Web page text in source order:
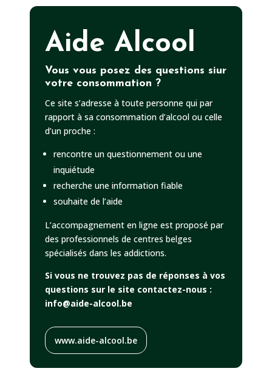
Aide Alcool
Vous vous posez des questions siur
votre consommation ?
Ce site s’adresse à toute personne qui par
rapport à sa consommation d’alcool ou celle
d’un proche :
rencontre un questionnement ou une
inquiétude
recherche une information fiable
souhaite de l’aide
L’accompagnement en ligne est proposé par
des professionnels de centres belges
spécialisés dans les addictions.
Si vous ne trouvez pas de réponses à vos
questions sur le site contactez-nous :
info@aide-alcool.be
www.aide-alcool.be